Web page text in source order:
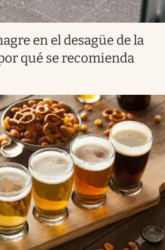
en el desagüe de la
qué se recomienda